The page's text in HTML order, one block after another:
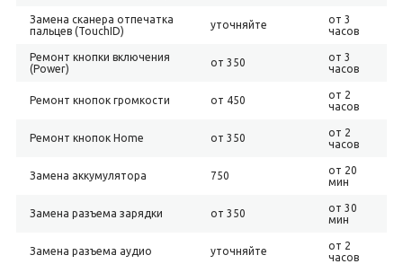
Замена сканера отпечатка
пальцев (TouchID)
уточняйте
от 3
часов
Ремонт кнопки включения
(Power)
от 350
от 3
часов
Ремонт кнопок громкости от 450
от 2
часов
Ремонт кнопок Home от 350
от 2
часов
Замена аккумулятора 750
от 20
мин
Замена разъема зарядки от 350
от 30
мин
Замена разъема аудио уточняйте
от 2
часов